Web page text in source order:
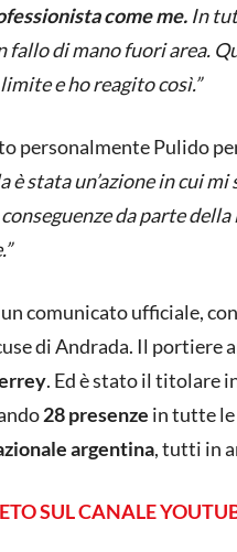
come me. In
fallo di mano fuori area.
e ho reagito così.”
personalmente Pulido
è stata un’azione in cui
da parte della
comunicato ufficiale,
di Andrada. Il portiere
. Ed è stato il titolare
28 presenze in tutte
argentina, tutti in
SUL CANALE